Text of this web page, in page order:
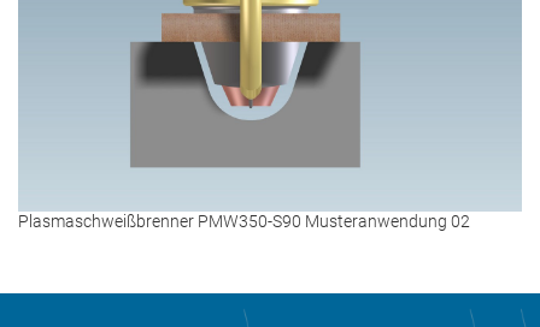
Plasmaschweißbrenner PMW350-S90 Musteranwendung 02